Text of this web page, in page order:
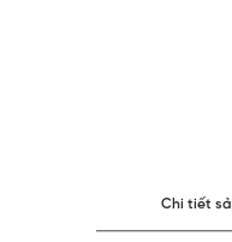
Chi tiết